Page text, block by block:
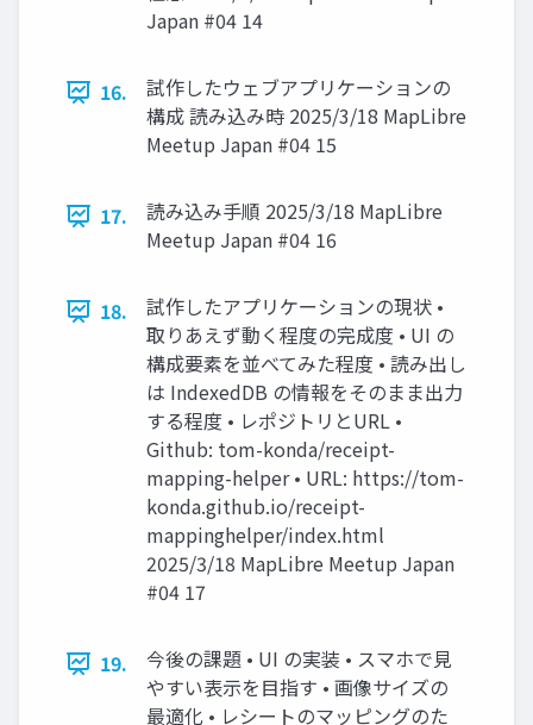
Japan #04 14
16.
試作したウェブアプリケーションの
構成 読み込み時 2025/3/18 MapLibre
Meetup Japan #04 15
17.
読み込み手順 2025/3/18 MapLibre
Meetup Japan #04 16
18.
試作したアプリケーションの現状 •
取りあえず動く程度の完成度 • UI の
構成要素を並べてみた程度 • 読み出し
は IndexedDB の情報をそのまま出力
する程度 • レポジトリとURL •
Github: tom-konda/receipt-
mapping-helper • URL: https://tom-
konda.github.io/receipt-
mappinghelper/index.html
2025/3/18 MapLibre Meetup Japan
#04 17
19.
今後の課題 • UI の実装 • スマホで見
やすい表示を目指す • 画像サイズの
最適化 • レシートのマッピングのた